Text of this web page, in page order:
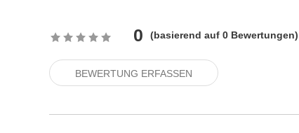
0 (basierend auf 0 Bewertungen)
BEWERTUNG ERFASSEN